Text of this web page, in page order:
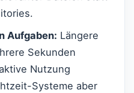
Aufgaben: Längere
Sekunden
Nutzung
Systeme aber